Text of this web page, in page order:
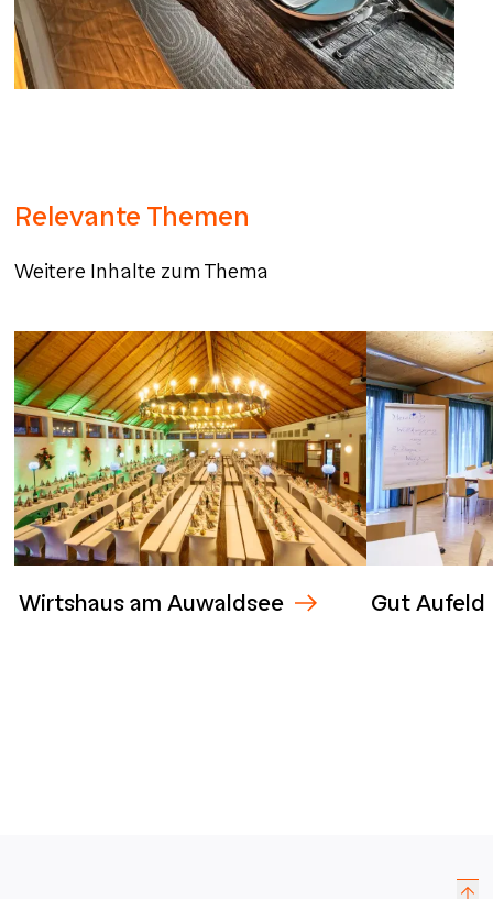
Relevante Themen
Weitere Inhalte zum Thema
Wirtshaus am Auwaldsee Gut Aufeld